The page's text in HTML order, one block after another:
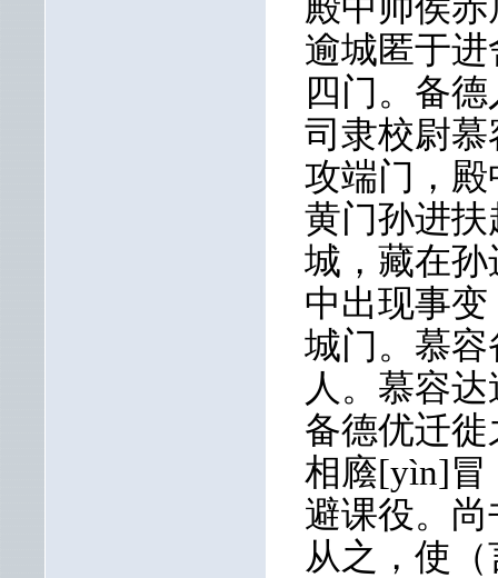
逾城匿于
四门。备
司隶校尉
攻端门，
黄门孙进
城，藏在
中出现事
城门。慕
人。慕容
备德优迁
相廕[yìn]冒
避课役。
从之，使